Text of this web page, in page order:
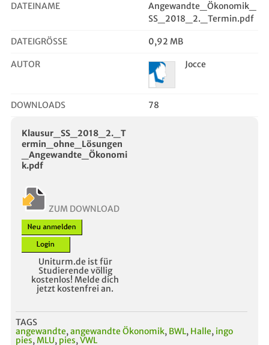
DATEINAME
Angewandte_Ökonomik_
SS_2018_2._Termin.pdf
DATEIGRÖSSE 0,92 MB
AUTOR Jocce
DOWNLOADS 78
Klausur_SS_2018_2._T
ermin_ohne_Lösungen
_Angewandte_Ökonomi
k.pdf
ZUM DOWNLOAD
Uniturm.de ist für
Studierende völlig
kostenlos! Melde dich
jetzt kostenfrei an.
TAGS
angewandte, angewandte Ökonomik, BWL, Halle, ingo
pies, MLU, pies, VWL